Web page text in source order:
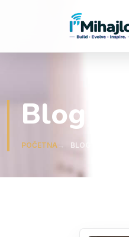
I'Mihajlo
Blog
POČETNA BLOG